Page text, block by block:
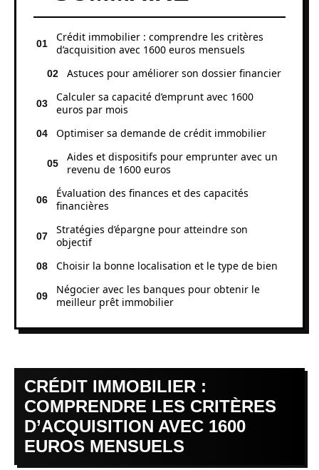
Crédit immobilier : comprendre les critères
d’acquisition avec 1600 euros mensuels
Astuces pour améliorer son dossier financier
Calculer sa capacité d’emprunt avec 1600
euros par mois
Optimiser sa demande de crédit immobilier
Aides et dispositifs pour emprunter avec un
revenu de 1600 euros
Évaluation des finances et des capacités
financières
Stratégies d’épargne pour atteindre son
objectif
Choisir la bonne localisation et le type de bien
Négocier avec les banques pour obtenir le
meilleur prêt immobilier
CRÉDIT IMMOBILIER :
COMPRENDRE LES CRITÈRES
D’ACQUISITION AVEC 1600
EUROS MENSUELS